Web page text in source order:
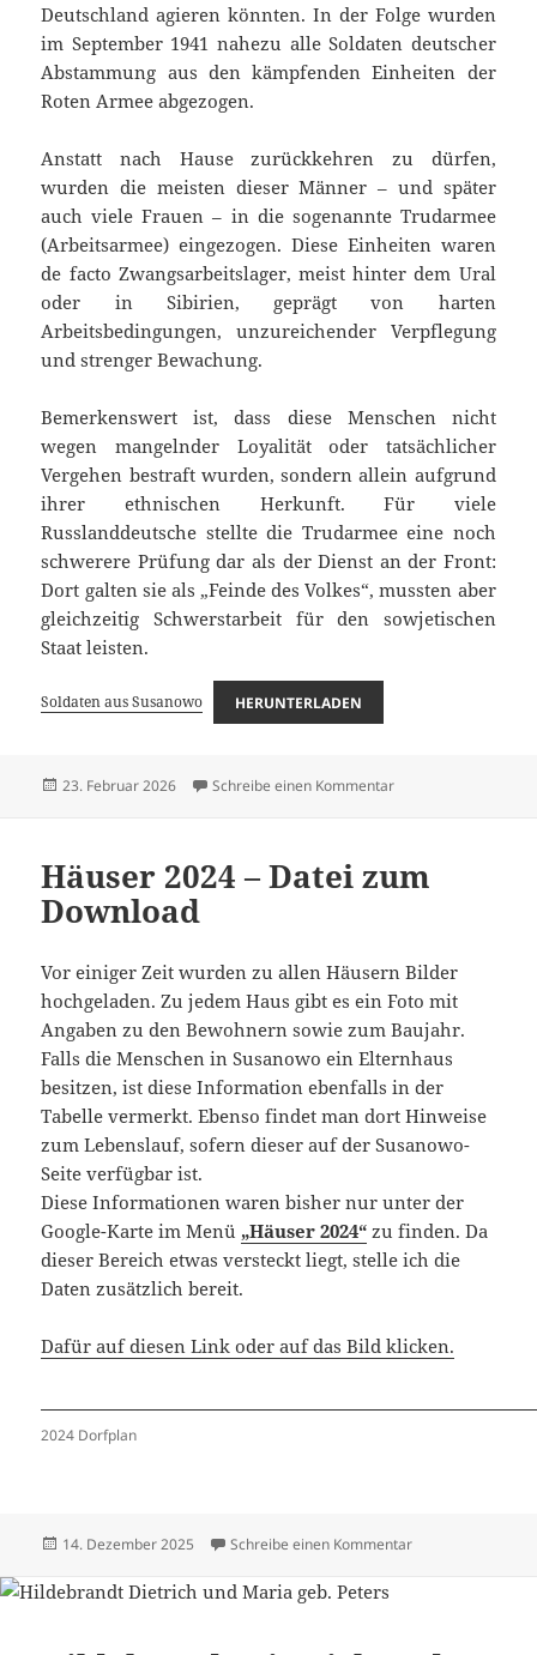
Deutschland agieren könnten. In der Folge wurden
im September 1941 nahezu alle Soldaten deutscher
Abstammung aus den kämpfenden Einheiten der
Roten Armee abgezogen.
Anstatt nach Hause zurückkehren zu dürfen,
wurden die meisten dieser Männer – und später
auch viele Frauen – in die sogenannte Trudarmee
(Arbeitsarmee) eingezogen. Diese Einheiten waren
de facto Zwangsarbeitslager, meist hinter dem Ural
oder in Sibirien, geprägt von harten
Arbeitsbedingungen, unzureichender Verpflegung
und strenger Bewachung.
Bemerkenswert ist, dass diese Menschen nicht
wegen mangelnder Loyalität oder tatsächlicher
Vergehen bestraft wurden, sondern allein aufgrund
ihrer ethnischen Herkunft. Für viele
Russlanddeutsche stellte die Trudarmee eine noch
schwerere Prüfung dar als der Dienst an der Front:
Dort galten sie als „Feinde des Volkes“, mussten aber
gleichzeitig Schwerstarbeit für den sowjetischen
Staat leisten.
Soldaten aus Susanowo HERUNTERLADEN
Veröffentlicht
23. Februar 2026 Schreibe einen Kommentarzu Soldaten aus
Häuser 2024 – Datei zum
Download
Vor einiger Zeit wurden zu allen Häusern Bilder
hochgeladen. Zu jedem Haus gibt es ein Foto mit
Angaben zu den Bewohnern sowie zum Baujahr.
Falls die Menschen in Susanowo ein Elternhaus
besitzen, ist diese Information ebenfalls in der
Tabelle vermerkt. Ebenso findet man dort Hinweise
zum Lebenslauf, sofern dieser auf der Susanowo-
Seite verfügbar ist.
Diese Informationen waren bisher nur unter der
Google-Karte im Menü „Häuser 2024“ zu finden. Da
dieser Bereich etwas versteckt liegt, stelle ich die
Daten zusätzlich bereit.
Dafür auf diesen Link oder auf das Bild klicken.
2024 Dorfplan
Veröffentlicht
14. Dezember 2025 Schreibe einen Kommentarzu Häuser 2024 –